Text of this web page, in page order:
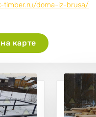
timber.ru/doma-iz-brusa/
карте